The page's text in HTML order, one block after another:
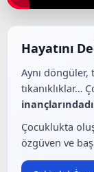
a
n
a
i
Hayatını
Aynı döngüler,
tıkanıklıklar…
Çocuklukta
özgüven ve